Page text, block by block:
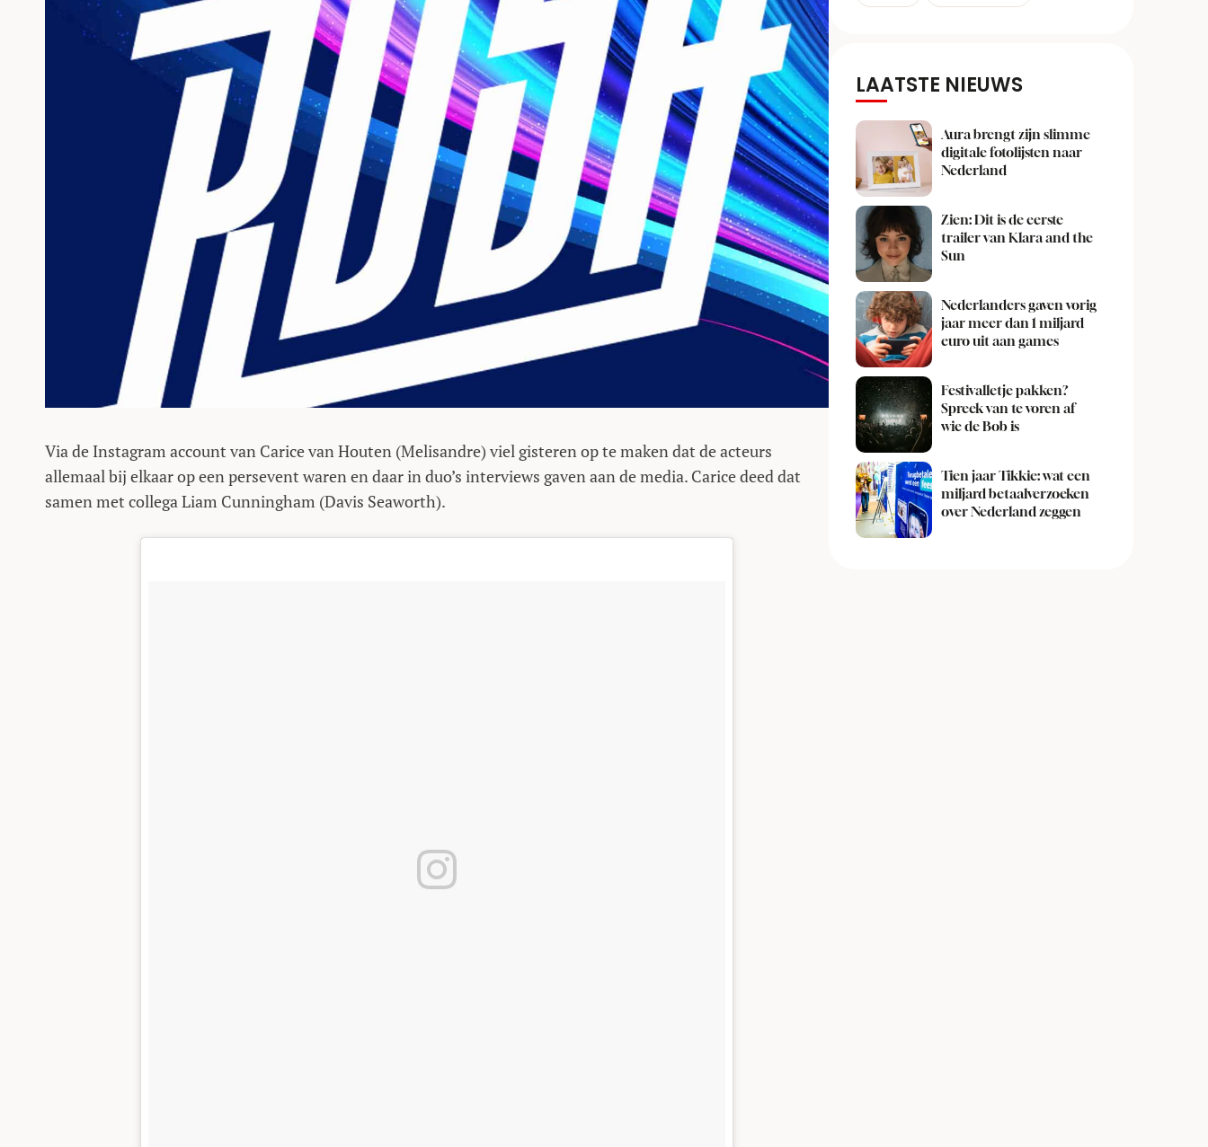
Via de Instagram account van Carice van Houten (Melisandre) viel gisteren op te maken dat de acteurs
allemaal bij elkaar op een persevent waren en daar in duo’s interviews gaven aan de media. Carice deed dat
samen met collega Liam Cunningham (Davis Seaworth).
LAATSTE NIEUWS
Aura brengt zijn slimme
digitale fotolijsten naar
Nederland
Zien: Dit is de eerste
trailer van Klara and the
Sun
Nederlanders gaven vorig
jaar meer dan 1 miljard
euro uit aan games
Festivalletje pakken?
Spreek van te voren af
wie de Bob is
Tien jaar Tikkie: wat een
miljard betaalverzoeken
over Nederland zeggen